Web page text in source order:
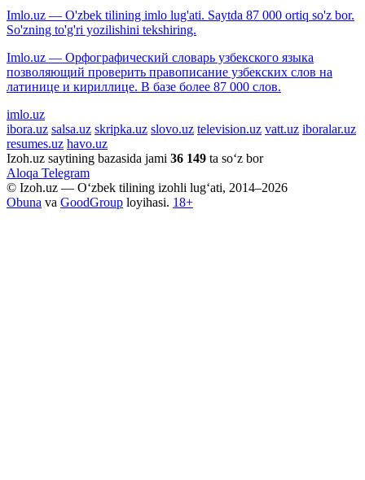
Imlo.uz — O'zbek tilining imlo lug'ati. Saytda 87 000 ortiq so'z bor.
So'zning to'g'ri yozilishini tekshiring.
Imlo.uz — Орфографический словарь узбекского языка
позволяющий проверить правописание узбекских слов на
латинице и кириллице. В базе более 87 000 слов.
imlo.uz
ibora.uz salsa.uz skripka.uz slovo.uz television.uz vatt.uz iboralar.uz
resumes.uz havo.uz
Izoh.uz saytining bazasida jami 36 149 ta so‘z bor
Aloqa Telegram
© Izoh.uz — O‘zbek tilining izohli lug‘ati, 2014–2026
Obuna va GoodGroup loyihasi. 18+